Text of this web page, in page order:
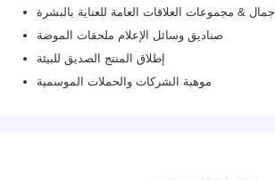
جمال & مجموعات العلاقات العامة للعناية بالبشرة
صناديق وسائل الإعلام ملحقات الموضة
إطلاق المنتج الصديق للبيئة
موهبة الشركات والحملات الموسمية